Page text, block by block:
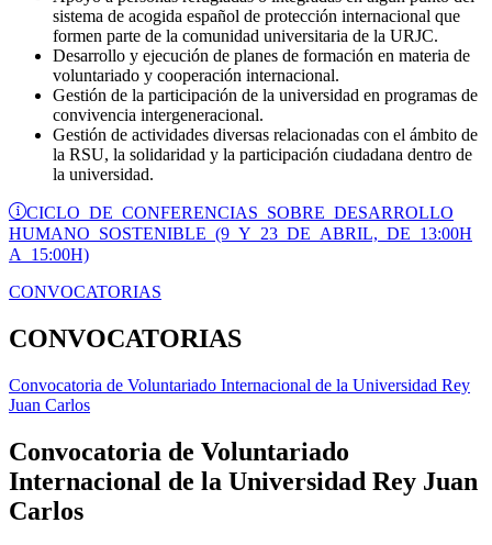
sistema de acogida español de protección internacional que
formen parte de la comunidad universitaria de la URJC.
Desarrollo y ejecución de planes de formación en materia de
voluntariado y cooperación internacional.
Gestión de la participación de la universidad en programas de
convivencia intergeneracional.
Gestión de actividades diversas relacionadas con el ámbito de
la RSU, la solidaridad y la participación ciudadana dentro de
la universidad.
CICLO DE CONFERENCIAS SOBRE DESARROLLO
HUMANO SOSTENIBLE (9 Y 23 DE ABRIL, DE 13:00H
A 15:00H)
CONVOCATORIAS
CONVOCATORIAS
Convocatoria de Voluntariado Internacional de la Universidad Rey
Juan Carlos
Convocatoria de Voluntariado
Internacional de la Universidad Rey Juan
Carlos